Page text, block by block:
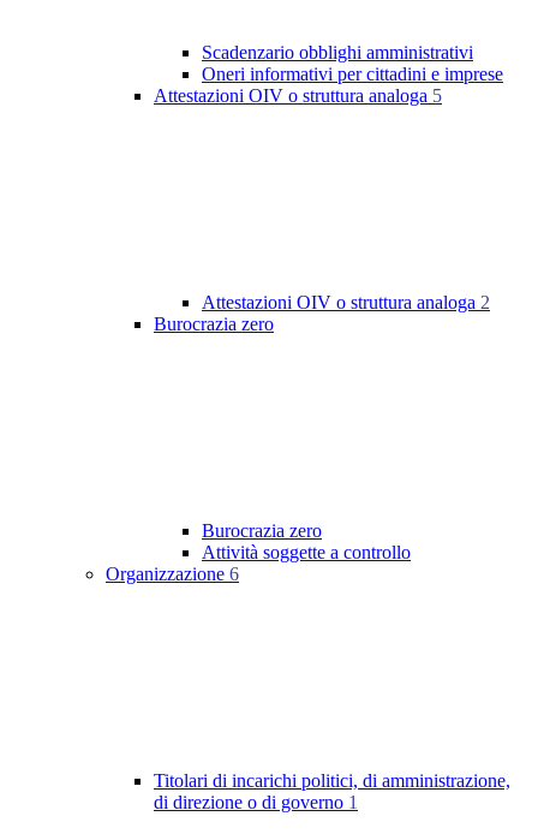
Scadenzario obblighi amministrativi
Oneri informativi per cittadini e imprese
Attestazioni OIV o struttura analoga 5
Attestazioni OIV o struttura analoga 2
Burocrazia zero
Burocrazia zero
Attività soggette a controllo
Organizzazione 6
Titolari di incarichi politici, di amministrazione,
di direzione o di governo 1